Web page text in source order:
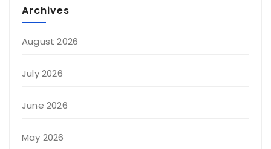
Archives
August 2026
July 2026
June 2026
May 2026